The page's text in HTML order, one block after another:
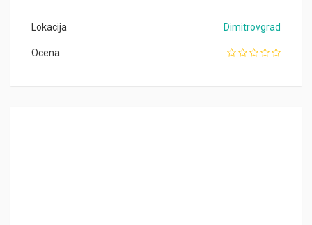
Lokacija Dimitrovgrad
Ocena